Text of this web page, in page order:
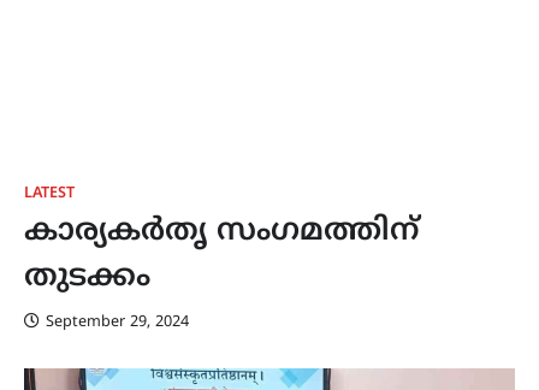
LATEST
കാര്യകർതൃ സംഗമത്തിന്
തുടക്കം
September 29, 2024